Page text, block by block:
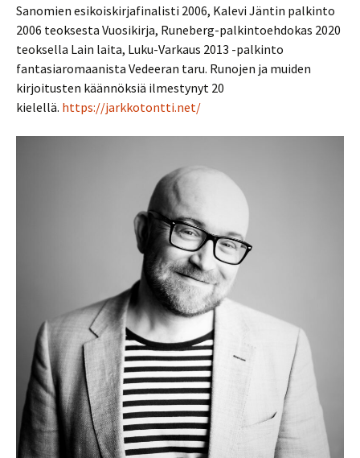
Sanomien esikoiskirjafinalisti 2006, Kalevi Jäntin palkinto
2006 teoksesta Vuosikirja, Runeberg-palkintoehdokas 2020
teoksella Lain laita, Luku-Varkaus 2013 -palkinto
fantasiaromaanista Vedeeran taru. Runojen ja muiden
kirjoitusten käännöksiä ilmestynyt 20
kielellä. https://jarkkotontti.net/